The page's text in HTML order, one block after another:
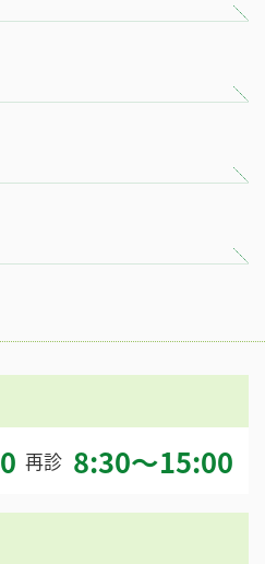
再診 8:30～15:00